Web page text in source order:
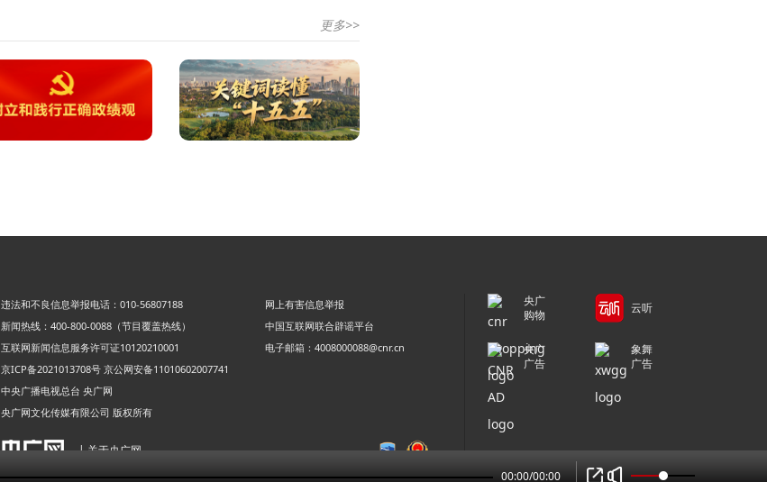
更多>>
违法和不良信息举报电话：010-56807188
网上有害信息举报
新闻热线：400-800-0088（节目覆盖热线）
中国互联网联合辟谣平台
互联网新闻信息服务许可证10120210001
电子邮箱：4008000088@cnr.cn
京ICP备2021013708号 京公网安备11010602007741
中央广播电视总台 央广网
央广网文化传媒有限公司 版权所有
| 关于央广网
央广
购物
云听
央广
广告
象舞
广告
00:00/00:00